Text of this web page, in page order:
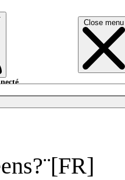
Close menu